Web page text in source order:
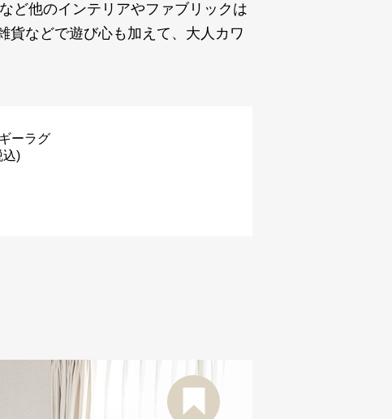
ど他のインテリアやファブリックは
などで遊び心も加えて、大人カワ
ーラグ
込)
タンドライト